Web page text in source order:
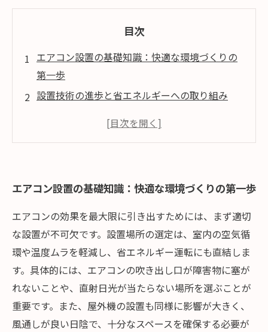
目次
エアコン設置の基礎知識：快適な環境づくりの
第一歩
設置技術の進歩と省エネルギーへの取り組み
定期メンテナンスの重要性と効果的な実施法
エアコン設置の基礎知識：快適な環境づくりの第一歩
エアコンの効果を最大限に引き出すためには、まず適切
な設置が不可欠です。設置場所の選定は、室内の空気循
環や温度ムラを軽減し、省エネルギー運転にも直結しま
す。具体的には、エアコンの吹き出し口が障害物に塞が
れないことや、直射日光が当たらない場所を選ぶことが
重要です。また、屋外機の設置も同様に影響が大きく、
風通しが良い日陰で、十分なスペースを確保する必要が